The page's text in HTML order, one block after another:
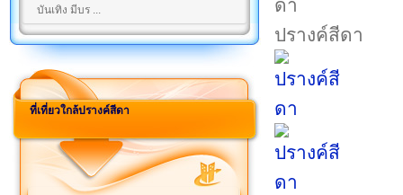
บันเทิง มีบร ...
ที่เที่ยวใกล้ปรางค์สีดา
ปรางค์สีดา